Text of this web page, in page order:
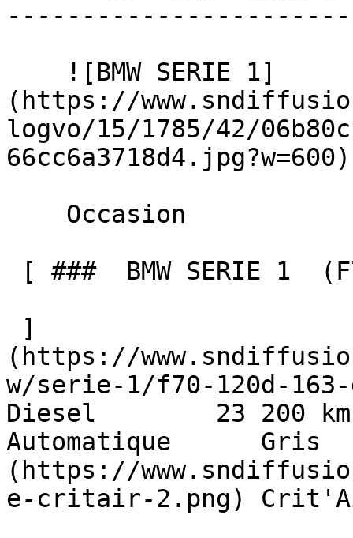
(https://
logvo/15/1785/42/
(https://
w/serie-1/f70-120d-
Diesel        23 200
Automatique
(https://
e-critair-2.png)